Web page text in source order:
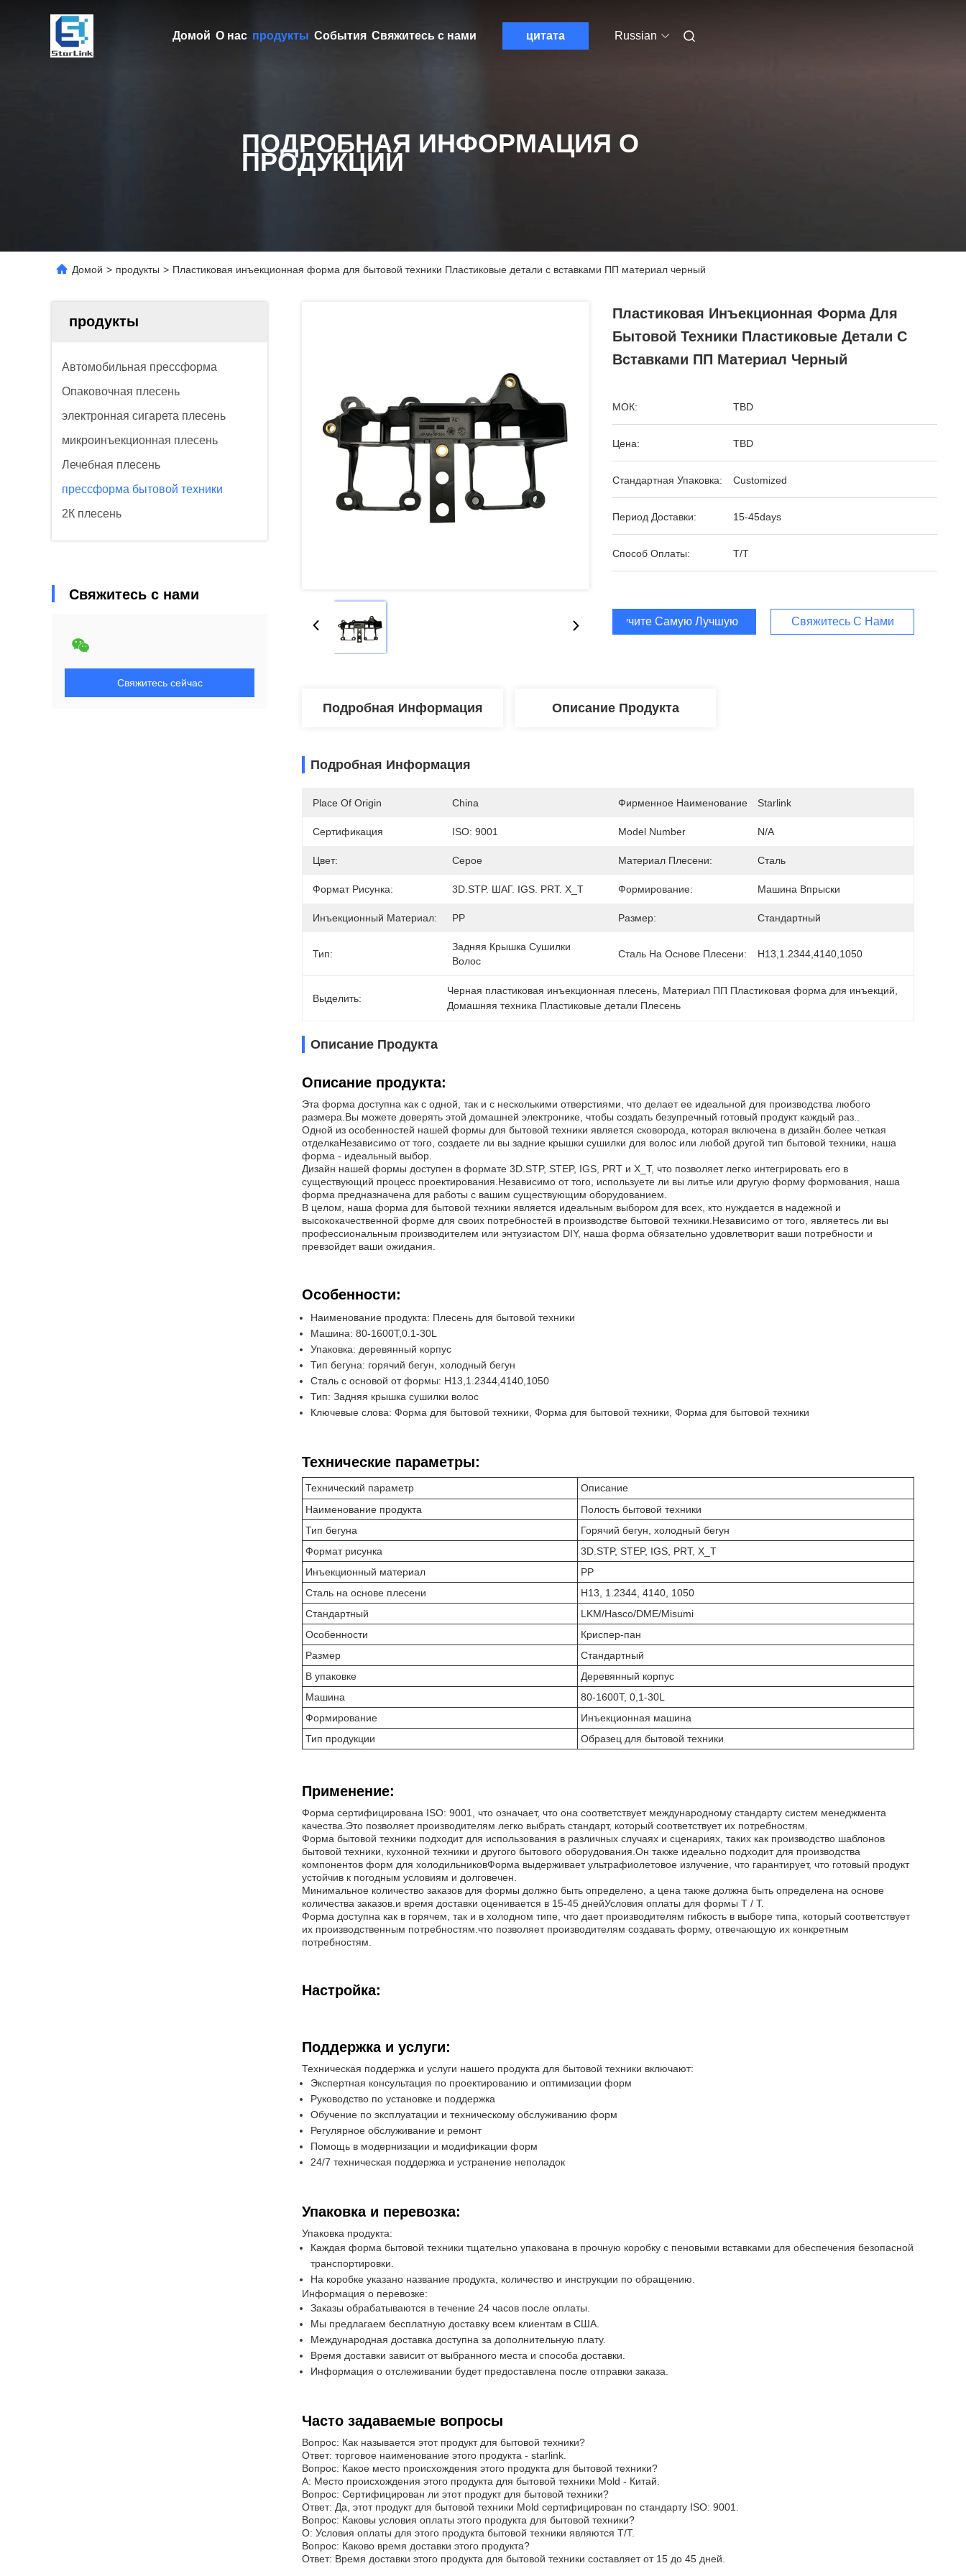
Домой О нас продукты События Свяжитесь с нами цитата Russian
ПОДРОБНАЯ ИНФОРМАЦИЯ О
ПРОДУКЦИИ
Домой > продукты > Пластиковая инъекционная форма для бытовой техники Пластиковые детали с вставками ПП материал черный
продукты
Автомобильная прессформа
Опаковочная плесень
электронная сигарета плесень
микроинъекционная плесень
Лечебная плесень
прессформа бытовой техники
2К плесень
Свяжитесь с нами
Свяжитесь сейчас
Пластиковая Инъекционная Форма Для
Бытовой Техники Пластиковые Детали С
Вставками ПП Материал Черный
МОК: TBD
Цена: TBD
Стандартная Упаковка: Customized
Период Доставки: 15-45days
Способ Оплаты: T/T
Получите Самую Лучшую Цену Свяжитесь С Нами
Подробная Информация Описание Продукта
Подробная Информация
Place Of Origin China Фирменное Наименование Starlink
Сертификация ISO: 9001 Model Number N/A
Цвет: Серое Материал Плесени: Сталь
Формат Рисунка: 3D.STP. ШАГ. IGS. PRT. X_T Формирование: Машина Впрыски
Инъекционный Материал: PP Размер: Стандартный
Тип:
Задняя Крышка Сушилки
Волос
Сталь На Основе Плесени: H13,1.2344,4140,1050
Выделить:
Черная пластиковая инъекционная плесень Материал ПП Пластиковая форма для инъекций
Домашняя техника Пластиковые детали Плесень
Описание Продукта
Описание продукта:
Эта форма доступна как с одной, так и с несколькими отверстиями, что делает ее идеальной для производства любого
размера.Вы можете доверять этой домашней электронике, чтобы создать безупречный готовый продукт каждый раз..
Одной из особенностей нашей формы для бытовой техники является сковорода, которая включена в дизайн.более четкая
отделкаНезависимо от того, создаете ли вы задние крышки сушилки для волос или любой другой тип бытовой техники, наша
форма - идеальный выбор.
Дизайн нашей формы доступен в формате 3D.STP, STEP, IGS, PRT и X_T, что позволяет легко интегрировать его в
существующий процесс проектирования.Независимо от того, используете ли вы литье или другую форму формования, наша
форма предназначена для работы с вашим существующим оборудованием.
В целом, наша форма для бытовой техники является идеальным выбором для всех, кто нуждается в надежной и
высококачественной форме для своих потребностей в производстве бытовой техники.Независимо от того, являетесь ли вы
профессиональным производителем или энтузиастом DIY, наша форма обязательно удовлетворит ваши потребности и
превзойдет ваши ожидания.
Особенности:
Наименование продукта: Плесень для бытовой техники
Машина: 80-1600Т,0.1-30L
Упаковка: деревянный корпус
Тип бегуна: горячий бегун, холодный бегун
Сталь с основой от формы: H13,1.2344,4140,1050
Тип: Задняя крышка сушилки волос
Ключевые слова: Форма для бытовой техники, Форма для бытовой техники, Форма для бытовой техники
Технические параметры:
Технический параметр
Описание
Наименование продукта
Полость бытовой техники
Тип бегуна
Горячий бегун, холодный бегун
Формат рисунка
3D.STP, STEP, IGS, PRT, X_T
Инъекционный материал
PP
Сталь на основе плесени
H13, 1.2344, 4140, 1050
Стандартный
LKM/Hasco/DME/Misumi
Особенности
Криспер-пан
Размер
Стандартный
В упаковке
Деревянный корпус
Машина
80-1600T, 0,1-30L
Формирование
Инъекционная машина
Тип продукции
Образец для бытовой техники
Применение:
Форма сертифицирована ISO: 9001, что означает, что она соответствует международному стандарту систем менеджмента
качества.Это позволяет производителям легко выбрать стандарт, который соответствует их потребностям.
Форма бытовой техники подходит для использования в различных случаях и сценариях, таких как производство шаблонов
бытовой техники, кухонной техники и другого бытового оборудования.Он также идеально подходит для производства
компонентов форм для холодильниковФорма выдерживает ультрафиолетовое излучение, что гарантирует, что готовый продукт
устойчив к погодным условиям и долговечен.
Минимальное количество заказов для формы должно быть определено, а цена также должна быть определена на основе
количества заказов.и время доставки оценивается в 15-45 днейУсловия оплаты для формы T / T.
Форма доступна как в горячем, так и в холодном типе, что дает производителям гибкость в выборе типа, который соответствует
их производственным потребностям.что позволяет производителям создавать форму, отвечающую их конкретным
потребностям.
Настройка:
Поддержка и услуги:
Техническая поддержка и услуги нашего продукта для бытовой техники включают:
Экспертная консультация по проектированию и оптимизации форм
Руководство по установке и поддержка
Обучение по эксплуатации и техническому обслуживанию форм
Регулярное обслуживание и ремонт
Помощь в модернизации и модификации форм
24/7 техническая поддержка и устранение неполадок
Упаковка и перевозка:
Упаковка продукта:
Каждая форма бытовой техники тщательно упакована в прочную коробку с пеновыми вставками для обеспечения безопасной
транспортировки.
На коробке указано название продукта, количество и инструкции по обращению.
Информация о перевозке:
Заказы обрабатываются в течение 24 часов после оплаты.
Мы предлагаем бесплатную доставку всем клиентам в США.
Международная доставка доступна за дополнительную плату.
Время доставки зависит от выбранного места и способа доставки.
Информация о отслеживании будет предоставлена после отправки заказа.
Часто задаваемые вопросы
Вопрос: Как называется этот продукт для бытовой техники?
Ответ: торговое наименование этого продукта - starlink.
Вопрос: Какое место происхождения этого продукта для бытовой техники?
A: Место происхождения этого продукта для бытовой техники Mold - Китай.
Вопрос: Сертифицирован ли этот продукт для бытовой техники?
Ответ: Да, этот продукт для бытовой техники Mold сертифицирован по стандарту ISO: 9001.
Вопрос: Каковы условия оплаты этого продукта для бытовой техники?
О: Условия оплаты для этого продукта бытовой техники являются T/T.
Вопрос: Каково время доставки этого продукта?
Ответ: Время доставки этого продукта для бытовой техники составляет от 15 до 45 дней.